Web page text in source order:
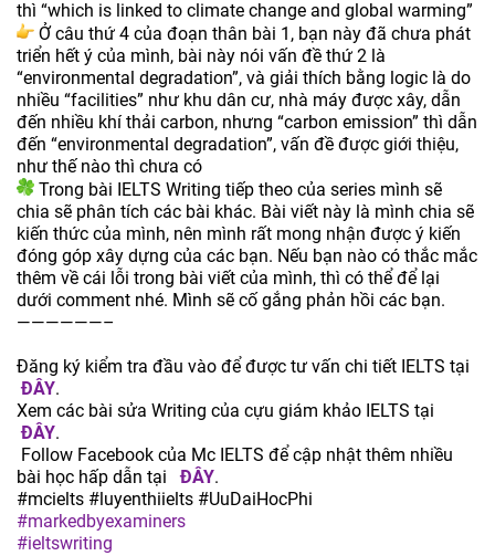
thì “which is linked to climate change and global warming”
Ở câu thứ 4 của đoạn thân bài 1, bạn này đã chưa phát
triển hết ý của mình, bài này nói vấn đề thứ 2 là
“environmental degradation”, và giải thích bằng logic là do
nhiều “facilities” như khu dân cư, nhà máy được xây, dẫn
đến nhiều khí thải carbon, nhưng “carbon emission” thì dẫn
đến “environmental degradation”, vấn đề được giới thiệu,
như thế nào thì chưa có
Trong bài IELTS Writing tiếp theo của series mình sẽ
chia sẽ phân tích các bài khác. Bài viết này là mình chia sẽ
kiến thức của mình, nên mình rất mong nhận được ý kiến
đóng góp xây dựng của các bạn. Nếu bạn nào có thắc mắc
thêm về cái lỗi trong bài viết của mình, thì có thể để lại
dưới comment nhé. Mình sẽ cố gắng phản hồi các bạn.
——————–
Đăng ký kiểm tra đầu vào để được tư vấn chi tiết IELTS tại
ĐÂY.
Xem các bài sửa Writing của cựu giám khảo IELTS tại
ĐÂY.
Follow Facebook của Mc IELTS để cập nhật thêm nhiều
bài học hấp dẫn tại
ĐÂY.
#mcielts #luyenthiielts #UuDaiHocPhi
#markedbyexaminers
#ieltswriting